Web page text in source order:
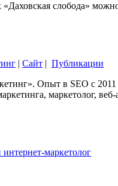
слобода»
Сайт
Публикации
Опыт в SEO с 2011
маркетолог,
маркетолог